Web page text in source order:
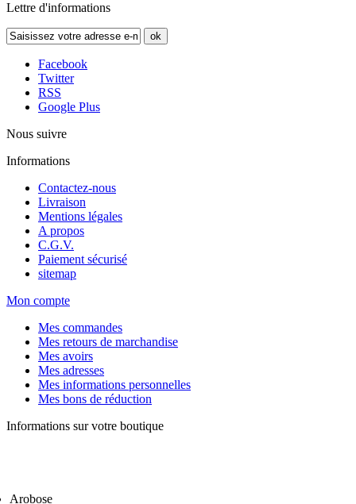
Lettre d'informations
ok
Facebook
Twitter
RSS
Google Plus
Nous suivre
Informations
Contactez-nous
Livraison
Mentions légales
A propos
C.G.V.
Paiement sécurisé
sitemap
Mon compte
Mes commandes
Mes retours de marchandise
Mes avoirs
Mes adresses
Mes informations personnelles
Mes bons de réduction
Informations sur votre boutique
Arobose